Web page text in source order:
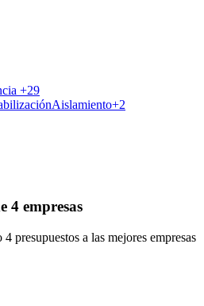
+29
Aislamiento+2
4 empresas
presupuestos a las mejores empresas